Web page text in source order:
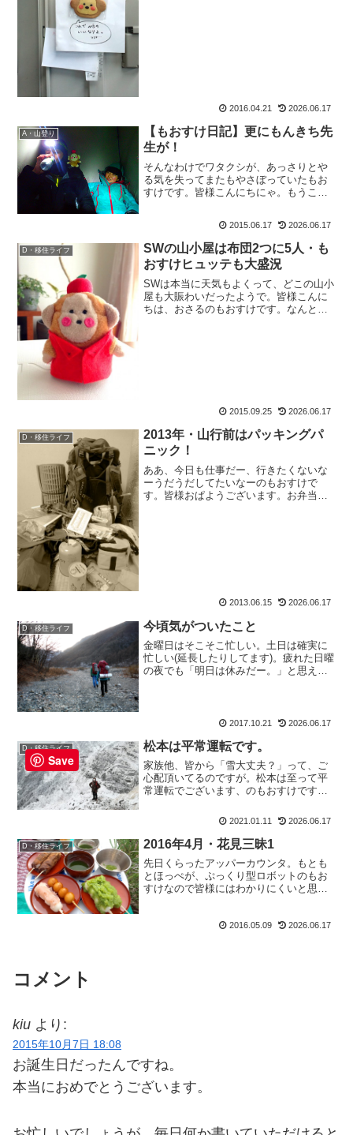
2016.04.21 2026.06.17
A・山登り
【もおすけ日記】更にもんきち先
生が！
そんなわけでワタクシが、あっさりとや
る気を失ってまたもやさぼっていたもお
すけです。皆様こんにちにゃ。もうこの
「書け書け攻撃」。くまこさんご夫妻、
ようちゃん、Y氏とブログ...
2015.06.17 2026.06.17
D・移住ライフ
SWの山小屋は布団2つに5人・も
おすけヒュッテも大盛況
SWは本当に天気もよくって、どこの山小
屋も大賑わいだったようで。皆様こんに
ちは、おさるのもおすけです。なんとた
2015.09.25 2026.06.17
D・移住ライフ
2013年・山行前はパッキングパ
ニック！
ああ、今日も仕事だー、行きたくないな
ーうだうだしてたいなーのもおすけで
す。皆様おぱようございます。お弁当も
2013.06.15 2026.06.17
D・移住ライフ 今頃気がついたこと
金曜日はそこそこ忙しい。土日は確実に
忙しい(延長したりしてます)。疲れた日曜
の夜でも「明日は休みだー。」と思える
正直なところ。山は早...
2017.10.21 2026.06.17
D・移住ライフ 松本は平常運転です。
家族他、皆から「雪大丈夫？」って、ご
心配頂いてるのですが。松本は至って平
常運転でございます、のもおすけです。
運転です。松本は降雪もなく、車道も歩
道も雪なんて積もっておりません。なの
で安心してね(特にもおす...
2021.01.11 2026.06.17
D・移住ライフ 2016年4月・花見三昧1
先日くらったアッパーカウンタ。もとも
とほっぺが、ぷっくり型ロボットのもお
すけなので皆様にはわかりにくいと思い
てくださいよ。お店に挨拶しながら入る
2016.05.09 2026.06.17
コメント
kiu より:
2015年10月7日 18:08
お誕生日だったんですね。
本当におめでとうございます。
Save